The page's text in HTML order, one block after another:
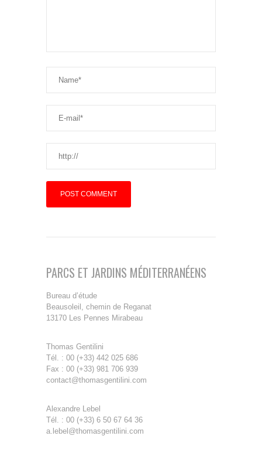
PARCS ET JARDINS MÉDITERRANÉENS
Bureau d’étude
Beausoleil, chemin de Reganat
13170 Les Pennes Mirabeau
Thomas Gentilini
Tél. : 00 (+33) 442 025 686
Fax : 00 (+33) 981 706 939
contact@thomasgentilini.com
Alexandre Lebel
Tél. : 00 (+33) 6 50 67 64 36
a.lebel@thomasgentilini.com